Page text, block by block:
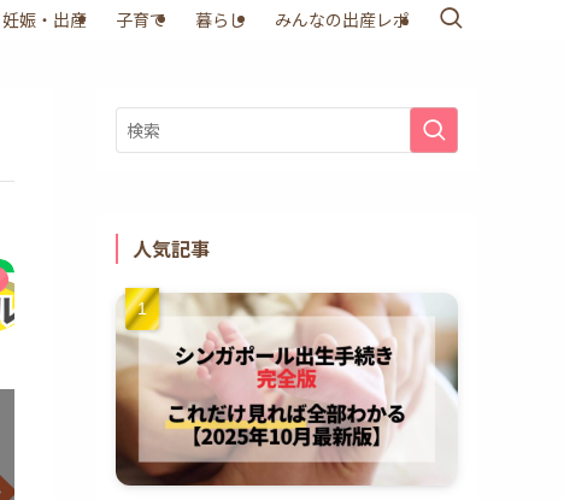
妊娠・出産 子育て 暮らし みんなの出産レポ
人気記事